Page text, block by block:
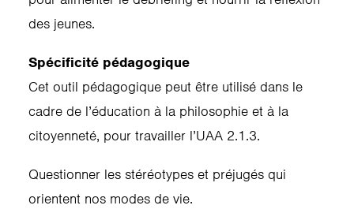
des jeunes.
Spécificité pédagogique
Cet outil pédagogique peut être utilisé dans le
cadre de l’éducation à la philosophie et à la
citoyenneté, pour travailler l’UAA 2.1.3.
Questionner les stéréotypes et préjugés qui
orientent nos modes de vie.